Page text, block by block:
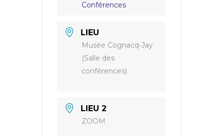
Conférences
LIEU
Musée Cognacq-Jay
(Salle des
conférences)
LIEU 2
ZOOM